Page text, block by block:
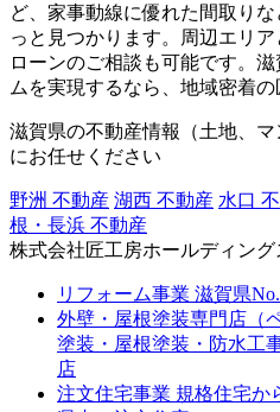
ど、家事動線に優れた間取り
っと見つかります。周辺エリ
ローンのご相談も可能です。
ムを実現するなら、地域密着の
滋賀県の不動産情報（土地、
にお任せください
野洲 不動産 湖西 不動産 水口
根・長浜 不動産
株式会社匠工房ホールディン
リフォーム事業 滋賀県
外壁・屋根塗装専門店（
塗装・屋根塗装・防水工
店
注文住宅事業 規格住宅か